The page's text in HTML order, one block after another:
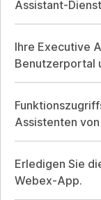
Assistant-
Ihre Executive
Benutzerportal
Assistenten
Erledigen Sie
Webex-App.